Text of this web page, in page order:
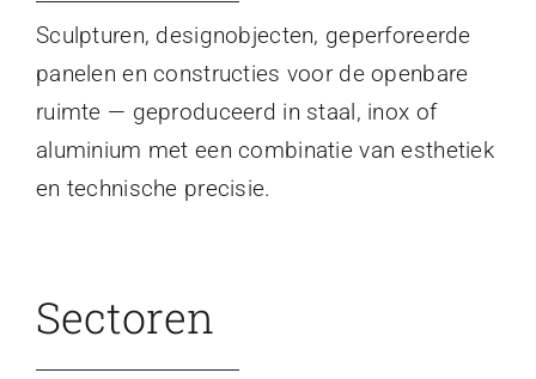
Sculpturen, designobjecten, geperforeerde
panelen en constructies voor de openbare
ruimte — geproduceerd in staal, inox of
aluminium met een combinatie van esthetiek
en technische precisie.
Sectoren